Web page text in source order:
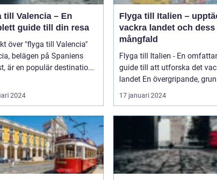
till Valencia – En
guide till din resa
över "flyga till Valencia"
belägen på Spaniens
är en populär destinatio...
2024
Flyga till Italien –
vackra landet och dess
mångfald
Flyga till Italien - En
guide till att utforska det
landet En övergripande,
17 januari 2024